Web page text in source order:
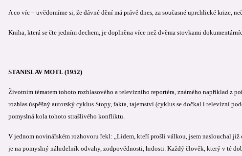
A co víc – uvědomíme si, že dávné dění má právě dnes, za současné uprchlické krize,
Kniha, která se čte jedním dechem, je doplněna více než dvěma stovkami
STANISLAV MOTL (1952)
Životním tématem tohoto rozhlasového a televizního reportéra, známého například z
rozhlas úspěšný autorský cyklus Stopy, fakta, tajemství (cyklus se dočkal i televizní
pomyslná kola tohoto strašlivého konfliktu.
V jednom novinářském rozhovoru řekl: „Lidem, kteří prošli válkou, jsem naslouchal
je na pomyslný náhrdelník odvahy, zodpovědnosti, hrdosti. Každý člověk, který v té